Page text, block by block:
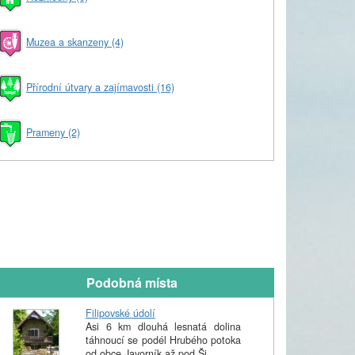
Muzea a skanzeny (4)
Přírodní útvary a zajímavosti (16)
Prameny (2)
Podobná místa
Filipovské údolí
Asi 6 km dlouhá lesnatá dolina
táhnoucí se podél Hrubého potoka